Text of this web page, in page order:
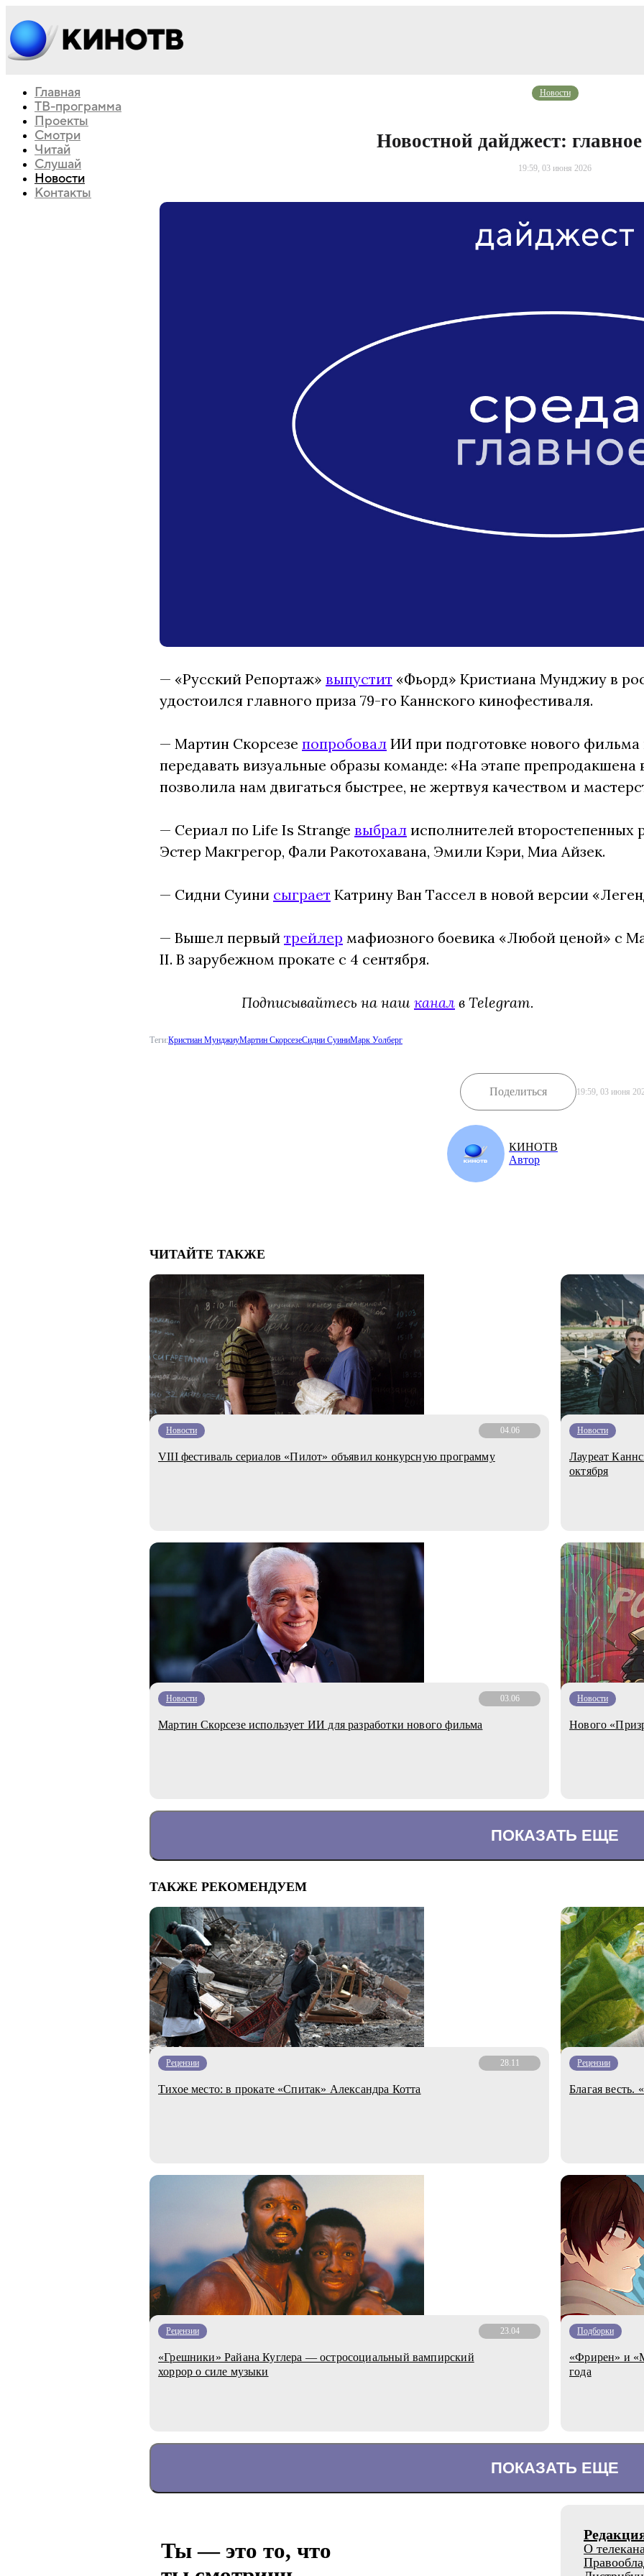
Главная
ТВ-программа
Проекты
Смотри
Читай
Слушай
Новости
Контакты
Новости
Новостной дайджест:
19:59, 03 июня 2026
— «Русский Репортаж» выпустит «Фьорд» Кристиана Мунджиу в
удостоился главного приза 79-го Каннского кинофестиваля.
— Мартин Скорсезе попробовал ИИ при подготовке нового
передавать визуальные образы команде: «На этапе
позволила нам двигаться быстрее, не жертвуя качеством и
— Сериал по Life Is Strange выбрал исполнителей второстепенных
Эстер Макгрегор, Фали Ракотохавана, Эмили Кэри, Миа Айзек.
— Сидни Суини сыграет Катрину Ван Тассел в новой версии
— Вышел первый трейлер мафиозного боевика «Любой ценой» с
II. В зарубежном прокате с 4 сентября.
Подписывайтесь на наш канал в Telegram.
Теги:Кристиан МунджиуМартин СкорсезеСидни СуиниМарк Уолберг
Поделиться 19:59, 03 июня
КИНОТВ
Автор
ЧИТАЙТЕ ТАКЖЕ
Новости 04.06
VIII фестиваль сериалов «Пилот» объявил конкурсную программу
Новости
Лауреат
октября
Новости 03.06
Мартин Скорсезе использует ИИ для разработки нового фильма
Новости
Нового
ПОКАЗАТЬ ЕЩЕ
ТАКЖЕ РЕКОМЕНДУЕМ
Рецензии 28.11
Тихое место: в прокате «Спитак» Александра Котта
Рецензии
Благая
Рецензии 23.04
«Грешники» Райана Куглера — остросоциальный вампирский
хоррор о силе музыки
Подборки
«Фрирен» и
года
ПОКАЗАТЬ ЕЩЕ
Ты — это то, что
О